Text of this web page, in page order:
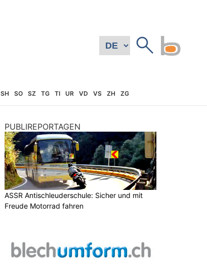
SH SO SZ TG TI UR VD VS ZH ZG
PUBLIREPORTAGEN
ASSR Antischleuderschule: Sicher und mit
Freude Motorrad fahren